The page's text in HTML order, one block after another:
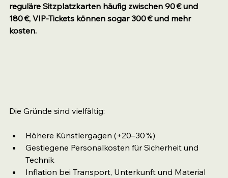
reguläre Sitzplatzkarten häufig zwischen 90 € und
180 €, VIP-Tickets können sogar 300 € und mehr
kosten.
Die Gründe sind vielfältig:
Höhere Künstlergagen (+20–30 %)
Gestiegene Personalkosten für Sicherheit und
Technik
Inflation bei Transport, Unterkunft und Material